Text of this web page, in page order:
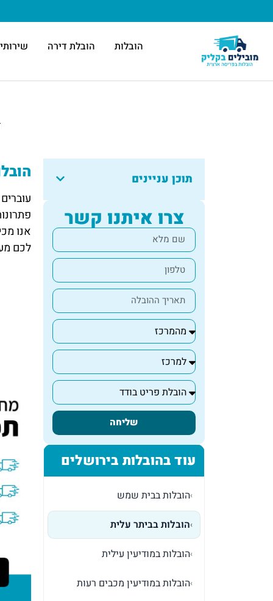
הובלות הובלת דירה
תוכן עניינים
צרו איתנו קשר
שליחה
עוד בהובלות בירושלים
›הובלות בבית שמש
›הובלות בביתר עלית
›הובלות במודיעין עילית
›הובלות במודיעין מכבים רעות
אנו
לכם